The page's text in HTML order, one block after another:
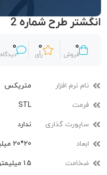
انگشتر طرح شماره 2
0
فروش
0
رأی
0
دیدگاه
نام نرم افزار متریکس
فرمت STL
ساپورت گذاری ندارد
ابعاد 20*20 میلیمتر
ضخامت 1.5 میلیمتر